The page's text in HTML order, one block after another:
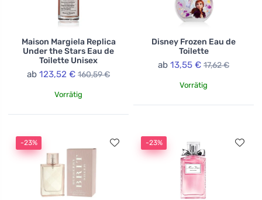
Maison Margiela Replica
Under the Stars Eau de
Toilette Unisex
ab 123,52 € 160,59 €
Vorrätig
Disney Frozen Eau de
Toilette
ab 13,55 € 17,62 €
Vorrätig
-23% -23%